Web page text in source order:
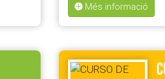
Més informació